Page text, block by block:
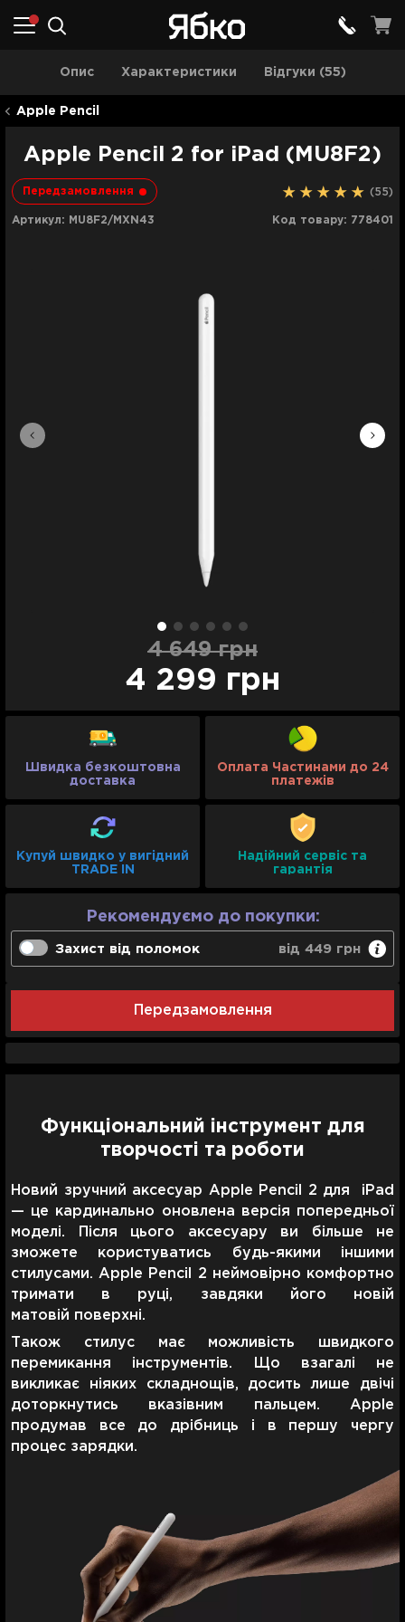
Опис Характеристики Відгуки (55)
Apple Pencil
Apple Pencil 2 for iPad (MU8F2)
Передзамовлення
Код товару: 778401
Артикул: MU8F2/MXN43
(55)
4 649 грн
4 299 грн
Швидка безкоштовна
доставка
Оплата Частинами до 24
платежів
Купуй швидко у вигідний
TRADE IN
Надійний сервіс та
гарантія
Рекомендуємо до покупки:
Захист від поломок від 449 грн
Сервісне обслуговування
Повна технічна підтримка
Передзамовлення
Функціональний інструмент для
творчості та роботи
Новий зручний аксесуар Apple Pencil 2 для iPad
— це кардинально оновлена версія попередньої
моделі. Після цього аксесуару ви більше не
зможете користуватись будь-якими іншими
стилусами. Apple Pencil 2 неймовірно комфортно
тримати в руці, завдяки його новій
матовій поверхні.
Також стилус має можливість швидкого
перемикання інструментів. Що взагалі не
викликає ніяких складнощів, досить лише двічі
доторкнутись вказівним пальцем. Apple
продумав все до дрібниць і в першу чергу
процес зарядки.